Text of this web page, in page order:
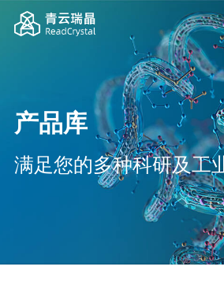
产品库
满足您的多种科研及工